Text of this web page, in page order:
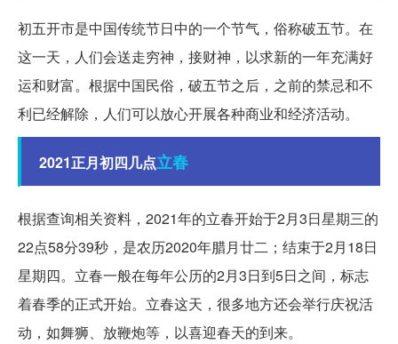
初五开市是中国传统节日中的一个节气，俗称破五节。在
这一天，人们会送走穷神，接财神，以求新的一年充满好
运和财富。根据中国民俗，破五节之后，之前的禁忌和不
利已经解除，人们可以放心开展各种商业和经济活动。
2021正月初四几点立春
根据查询相关资料，2021年的立春开始于2月3日星期三的
22点58分39秒，是农历2020年腊月廿二；结束于2月18日
星期四。立春一般在每年公历的2月3日到5日之间，标志
着春季的正式开始。立春这天，很多地方还会举行庆祝活
动，如舞狮、放鞭炮等，以喜迎春天的到来。